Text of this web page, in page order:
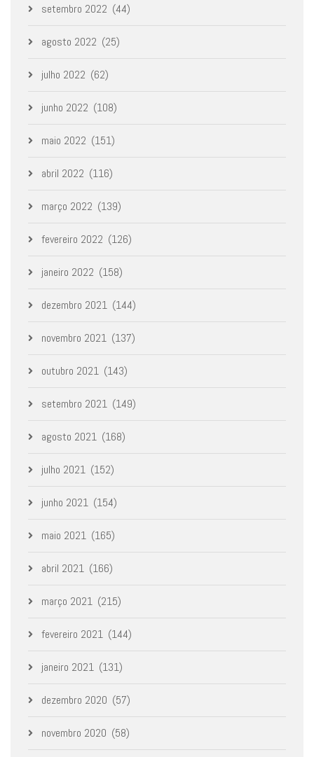
setembro 2022 (44)
agosto 2022 (25)
julho 2022 (62)
junho 2022 (108)
maio 2022 (151)
abril 2022 (116)
março 2022 (139)
fevereiro 2022 (126)
janeiro 2022 (158)
dezembro 2021 (144)
novembro 2021 (137)
outubro 2021 (143)
setembro 2021 (149)
agosto 2021 (168)
julho 2021 (152)
junho 2021 (154)
maio 2021 (165)
abril 2021 (166)
março 2021 (215)
fevereiro 2021 (144)
janeiro 2021 (131)
dezembro 2020 (57)
novembro 2020 (58)